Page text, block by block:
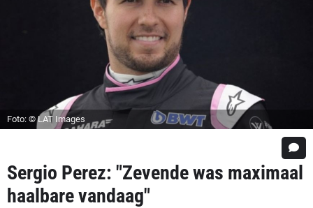
Foto: © LAT Images
Sergio Perez: "Zevende was maximaal
haalbare vandaag"